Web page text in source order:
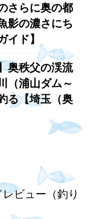
さらに奥の都
影の濃さにち
イド】
奥秩父の渓流
（浦山ダム～
る【埼玉（奥
ビュー（釣り